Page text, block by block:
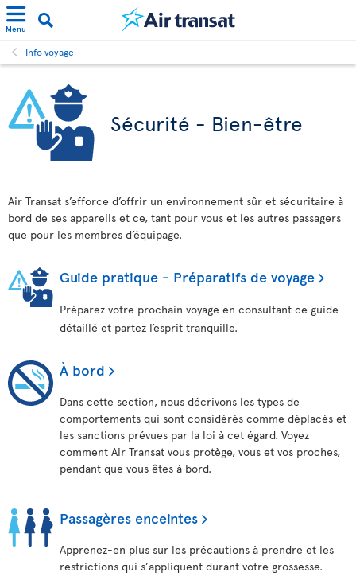
Menu
Info voyage
Sécurité - Bien-être
Air Transat s’efforce d’offrir un environnement sûr et sécuritaire à
bord de ses appareils et ce, tant pour vous et les autres passagers
que pour les membres d’équipage.
Guide pratique - Préparatifs de voyage
Préparez votre prochain voyage en consultant ce guide
détaillé et partez l’esprit tranquille.
À bord
Dans cette section, nous décrivons les types de
comportements qui sont considérés comme déplacés et
les sanctions prévues par la loi à cet égard. Voyez
comment Air Transat vous protège, vous et vos proches,
pendant que vous êtes à bord.
Passagères enceintes
Apprenez-en plus sur les précautions à prendre et les
restrictions qui s’appliquent durant votre grossesse.